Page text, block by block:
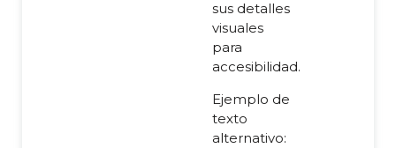
sus detalles
visuales
para
accesibilidad.
Ejemplo de
texto
alternativo: